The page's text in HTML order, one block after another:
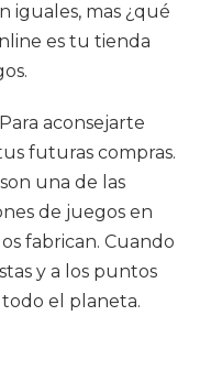
iguales, mas ¿qué
es tu tienda
aconsejarte
futuras compras.
una de las
de juegos en
fabrican. Cuando
y a los puntos
el planeta.